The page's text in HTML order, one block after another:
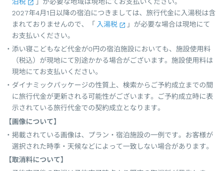
2027年4月1日以降の宿泊につきましては、旅行代金に入湯税は含
まれておりませんので、「 入湯税
」が必要な場合は現地にて
お支払いください。
添い寝こどもなど代金が0円の宿泊施設においても、施設使用料
（税込）が現地にて別途かかる場合がございます。施設使用料は
現地にてお支払いください。
ダイナミックパッケージの性質上、検索からご予約成立までの間
に旅行代金が更新される可能性がございます。ご予約成立時に表
示されている旅行代金での契約成立となります。
【画像について】
掲載されている画像は、プラン・宿泊施設の一例です。お客様が
選択された時季・天候などによって一致しない場合があります。
【取消料について】